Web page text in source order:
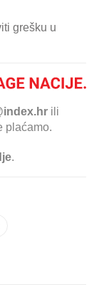
grešku u
ili
plaćamo.
.